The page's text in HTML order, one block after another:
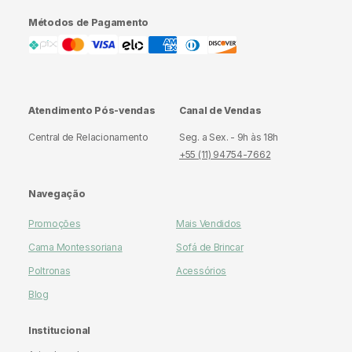
podemos oferecer para os pequenos!
escolher a que mais se adapta ao seu espaço e até 8
variações de cores: azul-claro, azul-médio, azul-marinho,
verde, cinza, linho, rosa e mostarda.
Métodos de Pagamento
Atendimento Pós-vendas
Central de Relacionamento
Canal de Vendas
Seg. a Sex. - 9h às 18h
+55 (11) 94754-7662
Navegação
Promoções
Mais Vendidos
Cama Montessoriana
Sofá de Brincar
Poltronas
Acessórios
Blog
Institucional